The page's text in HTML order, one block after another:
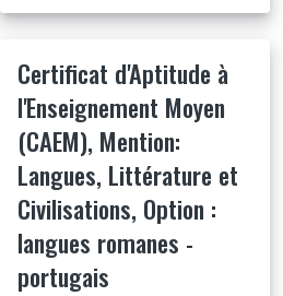
Certificat d'Aptitude à
l'Enseignement Moyen
(CAEM), Mention:
Langues, Littérature et
Civilisations, Option :
langues romanes -
portugais